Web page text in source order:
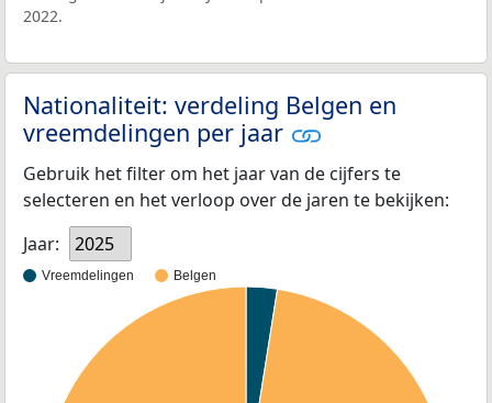
2022.
Nationaliteit: verdeling Belgen en
vreemdelingen per jaar
Gebruik het filter om het jaar van de cijfers te
selecteren en het verloop over de jaren te bekijken:
Jaar:
2025
Vreemdelingen Belgen